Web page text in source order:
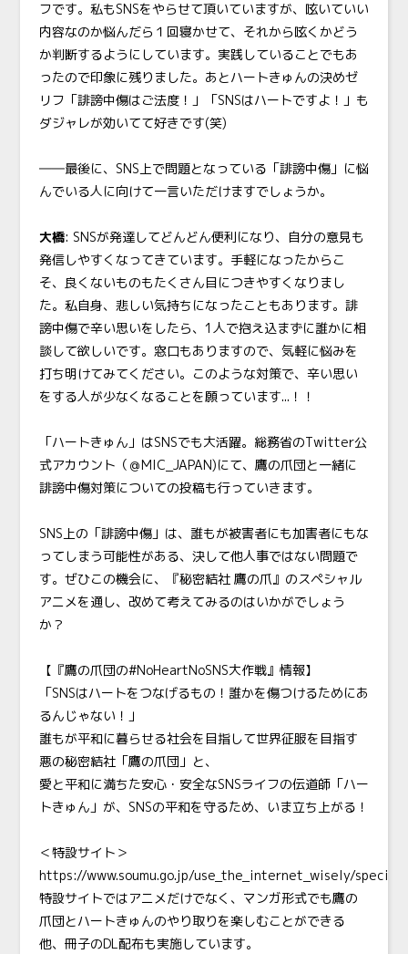
フです。私もSNSをやらせて頂いていますが、呟いていい
内容なのか悩んだら１回寝かせて、それから呟くかどう
か判断するようにしています。実践していることでもあ
ったので印象に残りました。あとハートきゅんの決めゼ
リフ「誹謗中傷はご法度！」「SNSはハートですよ！」も
ダジャレが効いてて好きです(笑)
――最後に、SNS上で問題となっている「誹謗中傷」に悩
んでいる人に向けて一言いただけますでしょうか。
大橋: SNSが発達してどんどん便利になり、自分の意見も
発信しやすくなってきています。手軽になったからこ
そ、良くないものもたくさん目につきやすくなりまし
た。私自身、悲しい気持ちになったこともあります。誹
謗中傷で辛い思いをしたら、1人で抱え込まずに誰かに相
談して欲しいです。窓口もありますので、気軽に悩みを
打ち明けてみてください。このような対策で、辛い思い
をする人が少なくなることを願っています...！！
「ハートきゅん」はSNSでも大活躍。総務省のTwitter公
式アカウント（ ＠MIC_JAPAN)にて、鷹の爪団と一緒に
誹謗中傷対策についての投稿も行っていきます。
SNS 上の「誹謗中傷」は、誰もが被害者にも加害者にもな
ってしまう可能性がある、決して他人事ではない問題で
す。ぜひこの機会に、『秘密結社 鷹の爪』のスペシャル
アニメを通し、改めて考えてみるのはいかがでしょう
か？
【『鷹の爪団の#NoHeartNoSNS大作戦』情報】
「SNSはハートをつなげるもの！誰かを傷つけるためにあ
るんじゃない！」
誰もが平和に暮らせる社会を目指して世界征服を目指す
悪の秘密結社「鷹の爪団」と、
愛と平和に満ちた安心・安全なSNSライフの伝道師「ハー
トきゅん」が、SNSの平和を守るため、いま立ち上がる！
＜特設サイト＞
https://www.soumu.go.jp/use_the_internet_wisely/
特設サイトではアニメだけでなく、マンガ形式でも鷹の
爪団とハートきゅんのやり取りを楽しむことができる
他、冊子のDL配布も実施しています。